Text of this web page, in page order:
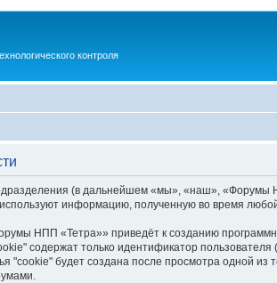
контроля
(в дальнейшем «мы», «наш»,
информацию, полученную во время
НПП «Тетра»» приведёт к созданию
содержат только идентификатор
"cookie" будет создана после просмотра одной